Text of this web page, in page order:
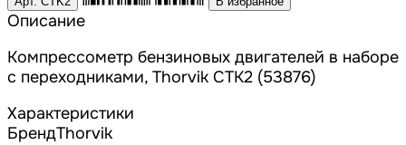
Описание
Компрессометр бензиновых двигателей в наборе
с переходниками, Thorvik CTK2 (53876)
Характеристики
БрендThorvik